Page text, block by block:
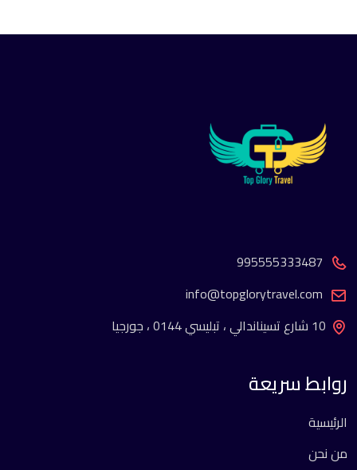
995555333487
info@topglorytravel.com
10 شارع تسيناندالي ، تبليسي 0144 ، جورجيا
روابط سريعة
الرئيسية
من نحن